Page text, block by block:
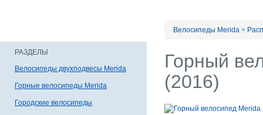
РАЗДЕЛЫ
Велосипеды двухподвесы Merida
Горные велосипеды Merida
Городские велосипеды
Велосипеды Merida »
Горный
(2016)